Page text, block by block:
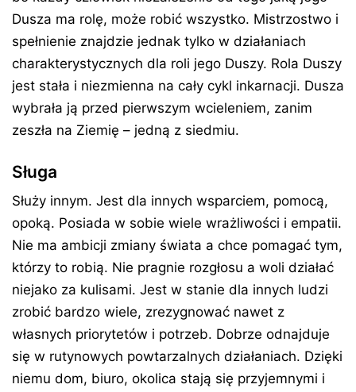
Dusza ma rolę, może robić wszystko. Mistrzostwo i
spełnienie znajdzie jednak tylko w działaniach
charakterystycznych dla roli jego Duszy. Rola Duszy
jest stała i niezmienna na cały cykl inkarnacji. Dusza
wybrała ją przed pierwszym wcieleniem, zanim
zeszła na Ziemię – jedną z siedmiu.
Sługa
Służy innym. Jest dla innych wsparciem, pomocą,
opoką. Posiada w sobie wiele wrażliwości i empatii.
Nie ma ambicji zmiany świata a chce pomagać tym,
którzy to robią. Nie pragnie rozgłosu a woli działać
niejako za kulisami. Jest w stanie dla innych ludzi
zrobić bardzo wiele, zrezygnować nawet z
własnych priorytetów i potrzeb. Dobrze odnajduje
się w rutynowych powtarzalnych działaniach. Dzięki
niemu dom, biuro, okolica stają się przyjemnymi i